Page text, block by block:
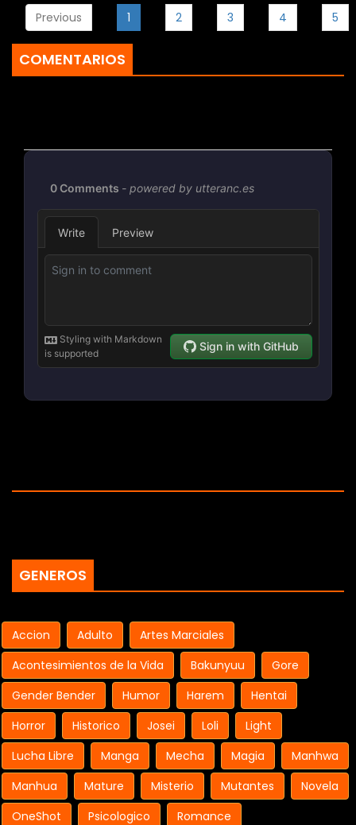
Previous 1 2 3 4 5
COMENTARIOS
GENEROS
Accion Adulto
Artes Marciales
Acontesimientos de la Vida
Bakunyuu
Gore
Gender Bender
Humor Harem
Hentai
Horror
Historico Josei Loli
Light
Lucha Libre
Manga Mecha Magia
Manhwa
Manhua
Mature Misterio Mutantes
Novela
OneShot
Psicologico
Romance